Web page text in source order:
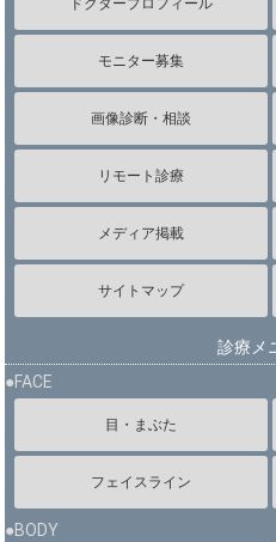
ドクタープロフィール
モニター募集
画像診断・相談
リモート診療
メディア掲載
サイトマップ
診療メ
●FACE
目・まぶた
フェイスライン
●BODY